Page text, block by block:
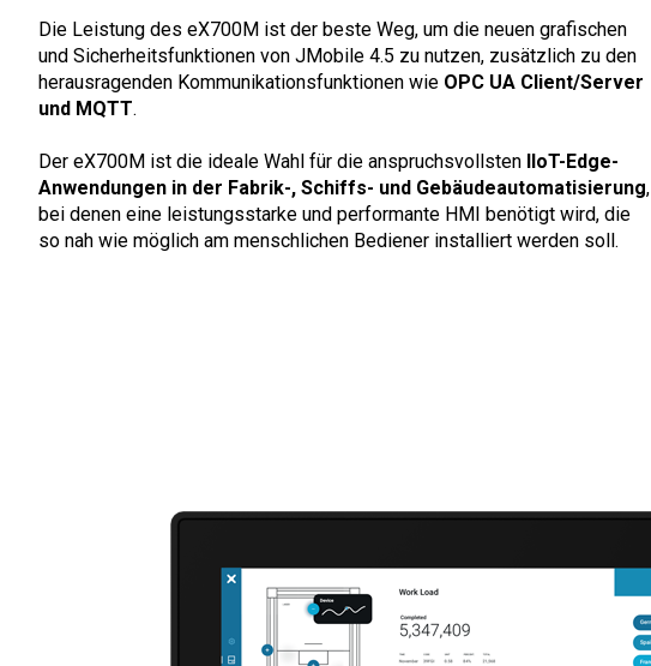
Die Leistung des eX700M ist der beste Weg, um die neuen grafischen
und Sicherheitsfunktionen von JMobile 4.5 zu nutzen, zusätzlich zu den
herausragenden Kommunikationsfunktionen wie OPC UA Client/Server
und MQTT.
Der eX700M ist die ideale Wahl für die anspruchsvollsten IIoT-Edge-
Anwendungen in der Fabrik-, Schiffs- und Gebäudeautomatisierung,
bei denen eine leistungsstarke und performante HMI benötigt wird, die
so nah wie möglich am menschlichen Bediener installiert werden soll.